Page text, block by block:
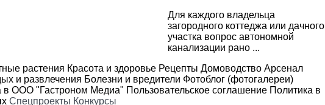
Для каждого владельца
загородного коттеджа или дачного
участка вопрос автономной
канализации рано ...
растения Красота и здоровье Рецепты Домоводство Арсенал
и развлечения Болезни и вредители Фотоблог (фотогалереи)
в ООО "Гастроном Медиа" Пользовательское соглашение Политика в
Спецпроекты Конкурсы